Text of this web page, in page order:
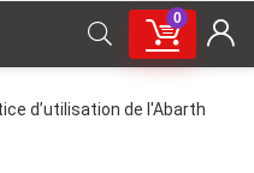
0
d’utilisation de l'Abarth